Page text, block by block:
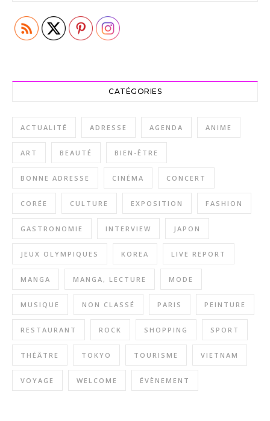
CATÉGORIES
ACTUALITÉ ADRESSE AGENDA ANIME
ART BEAUTÉ BIEN-ÊTRE
BONNE ADRESSE CINÉMA CONCERT
CORÉE CULTURE EXPOSITION FASHION
GASTRONOMIE INTERVIEW JAPON
JEUX OLYMPIQUES KOREA LIVE REPORT
MANGA MANGA, LECTURE MODE
MUSIQUE NON CLASSÉ PARIS PEINTURE
RESTAURANT ROCK SHOPPING SPORT
THÉÂTRE TOKYO TOURISME VIETNAM
VOYAGE WELCOME ÉVÈNEMENT